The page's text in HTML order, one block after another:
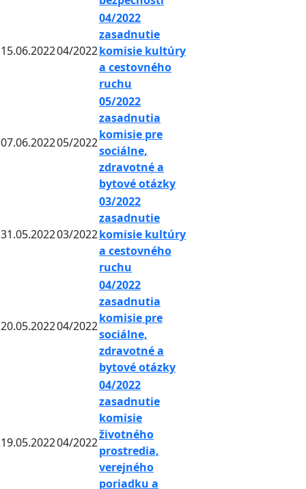
15.06.202204/2022
04/2022
zasadnutie
komisie kultúry
a cestovného
ruchu
07.06.202205/2022
05/2022
zasadnutia
komisie pre
sociálne,
zdravotné a
bytové otázky
31.05.202203/2022
03/2022
zasadnutie
komisie kultúry
a cestovného
ruchu
20.05.202204/2022
04/2022
zasadnutia
komisie pre
sociálne,
zdravotné a
bytové otázky
19.05.202204/2022
04/2022
zasadnutie
komisie
životného
prostredia,
verejného
poriadku a